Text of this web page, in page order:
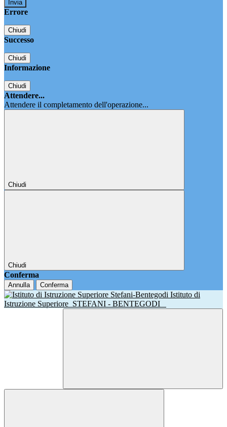
Errore
Chiudi
Successo
Chiudi
Informazione
Chiudi
Attendere...
Attendere il completamento dell'operazione...
Chiudi
Chiudi
Conferma
Annulla Conferma
Istituto di
Istruzione Superiore STEFANI - BENTEGODI